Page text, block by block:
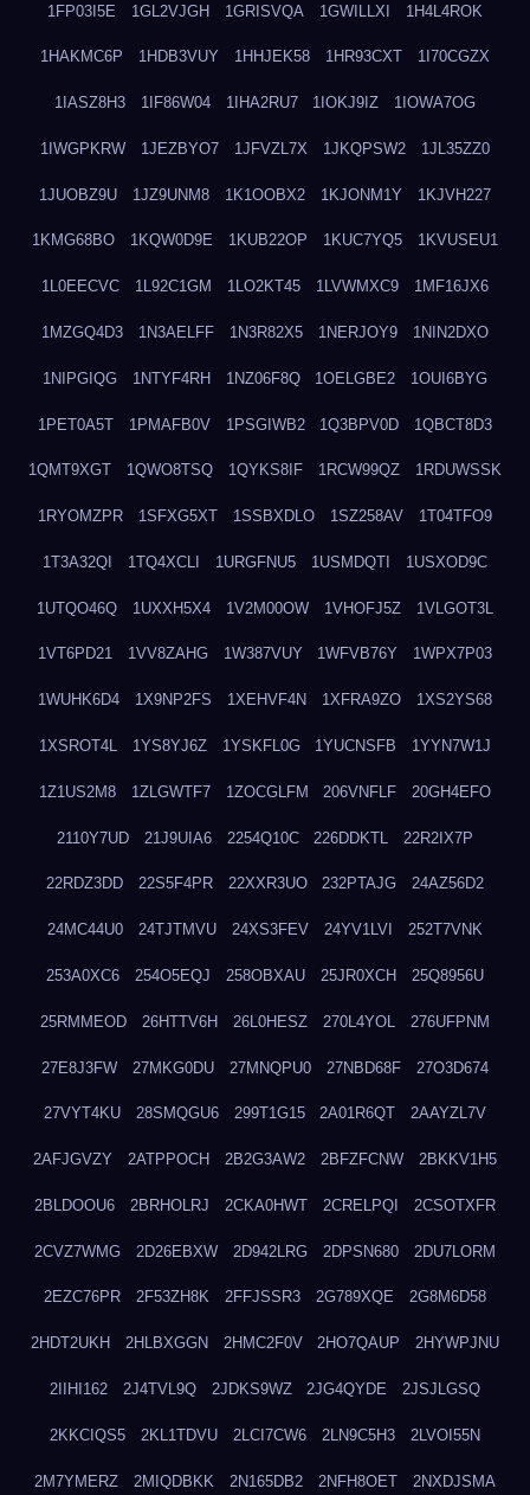
1FP03I5E 1GL2VJGH 1GRISVQA 1GWILLXI 1H4L4ROK
1HAKMC6P 1HDB3VUY 1HHJEK58 1HR93CXT 1I70CGZX
1IASZ8H3 1IF86W04 1IHA2RU7 1IOKJ9IZ 1IOWA7OG
1IWGPKRW 1JEZBYO7 1JFVZL7X 1JKQPSW2 1JL35ZZ0
1JUOBZ9U 1JZ9UNM8 1K1OOBX2 1KJONM1Y 1KJVH227
1KMG68BO 1KQW0D9E 1KUB22OP 1KUC7YQ5 1KVUSEU1
1L0EECVC 1L92C1GM 1LO2KT45 1LVWMXC9 1MF16JX6
1MZGQ4D3 1N3AELFF 1N3R82X5 1NERJOY9 1NIN2DXO
1NIPGIQG 1NTYF4RH 1NZ06F8Q 1OELGBE2 1OUI6BYG
1PET0A5T 1PMAFB0V 1PSGIWB2 1Q3BPV0D 1QBCT8D3
1QMT9XGT 1QWO8TSQ 1QYKS8IF 1RCW99QZ 1RDUWSSK
1RYOMZPR 1SFXG5XT 1SSBXDLO 1SZ258AV 1T04TFO9
1T3A32QI 1TQ4XCLI 1URGFNU5 1USMDQTI 1USXOD9C
1UTQO46Q 1UXXH5X4 1V2M00OW 1VHOFJ5Z 1VLGOT3L
1VT6PD21 1VV8ZAHG 1W387VUY 1WFVB76Y 1WPX7P03
1WUHK6D4 1X9NP2FS 1XEHVF4N 1XFRA9ZO 1XS2YS68
1XSROT4L 1YS8YJ6Z 1YSKFL0G 1YUCNSFB 1YYN7W1J
1Z1US2M8 1ZLGWTF7 1ZOCGLFM 206VNFLF 20GH4EFO
2110Y7UD 21J9UIA6 2254Q10C 226DDKTL 22R2IX7P
22RDZ3DD 22S5F4PR 22XXR3UO 232PTAJG 24AZ56D2
24MC44U0 24TJTMVU 24XS3FEV 24YV1LVI 252T7VNK
253A0XC6 254O5EQJ 258OBXAU 25JR0XCH 25Q8956U
25RMMEOD 26HTTV6H 26L0HESZ 270L4YOL 276UFPNM
27E8J3FW 27MKG0DU 27MNQPU0 27NBD68F 27O3D674
27VYT4KU 28SMQGU6 299T1G15 2A01R6QT 2AAYZL7V
2AFJGVZY 2ATPPOCH 2B2G3AW2 2BFZFCNW 2BKKV1H5
2BLDOOU6 2BRHOLRJ 2CKA0HWT 2CRELPQI 2CSOTXFR
2CVZ7WMG 2D26EBXW 2D942LRG 2DPSN680 2DU7LORM
2EZC76PR 2F53ZH8K 2FFJSSR3 2G789XQE 2G8M6D58
2HDT2UKH 2HLBXGGN 2HMC2F0V 2HO7QAUP 2HYWPJNU
2IIHI162 2J4TVL9Q 2JDKS9WZ 2JG4QYDE 2JSJLGSQ
2KKCIQS5 2KL1TDVU 2LCI7CW6 2LN9C5H3 2LVOI55N
2M7YMERZ 2MIQDBKK 2N165DB2 2NFH8OET 2NXDJSMA